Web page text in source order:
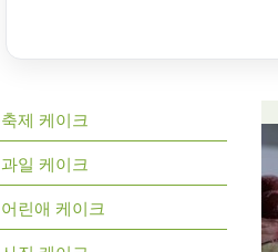
축제 케이크
과일 케이크
어린애 케이크